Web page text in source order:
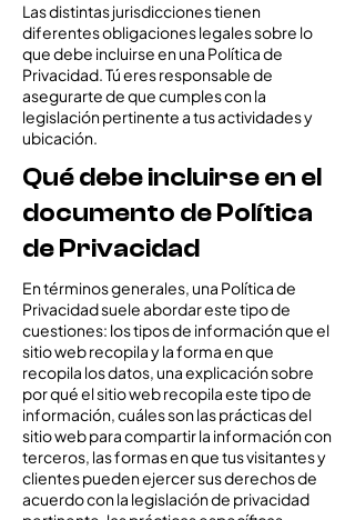
Las distintas jurisdicciones tienen
diferentes obligaciones legales sobre lo
que debe incluirse en una Política de
Privacidad. Tú eres responsable de
asegurarte de que cumples con la
legislación pertinente a tus actividades y
ubicación.
Qué debe incluirse en el
documento de Política
de Privacidad
En términos generales, una Política de
Privacidad suele abordar este tipo de
cuestiones: los tipos de información que el
sitio web recopila y la forma en que
recopila los datos, una explicación sobre
por qué el sitio web recopila este tipo de
información, cuáles son las prácticas del
sitio web para compartir la información con
terceros, las formas en que tus visitantes y
clientes pueden ejercer sus derechos de
acuerdo con la legislación de privacidad